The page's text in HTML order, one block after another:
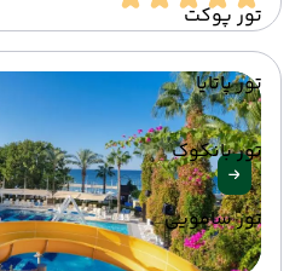
تور پوکت
تور پاتایا
تور بانکوک
تور سامویی